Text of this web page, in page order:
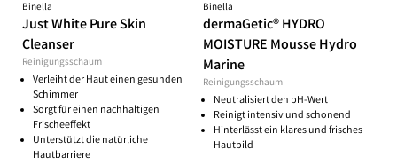
Binella
Just White Pure Skin
Cleanser
Reinigungsschaum
Verleiht der Haut einen gesunden
Schimmer
Sorgt für einen nachhaltigen
Frischeeffekt
Unterstützt die natürliche
Hautbarriere
Binella
dermaGetic® HYDRO
MOISTURE Mousse Hydro
Marine
Reinigungsschaum
Neutralisiert den pH-Wert
Reinigt intensiv und schonend
Hinterlässt ein klares und frisches
Hautbild